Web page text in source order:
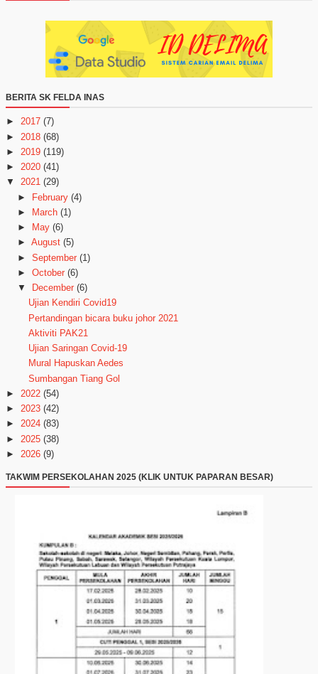
BERITA SK FELDA INAS
► 2017 (7)
► 2018 (68)
► 2019 (119)
► 2020 (41)
▼
2021 (29)
► February (4)
►
March (1)
►
May (6)
► August (5)
► September (1)
► October (6)
▼
December (6)
Ujian Kendiri Covid19
Pertandingan bicara buku johor 2021
Aktiviti PAK21
Ujian Saringan Covid-19
Mural Hapuskan Aedes
Sumbangan Tiang Gol
► 2022 (54)
► 2023 (42)
► 2024 (83)
► 2025 (38)
► 2026 (9)
TAKWIM PERSEKOLAHAN 2025 (KLIK UNTUK PAPARAN BESAR)